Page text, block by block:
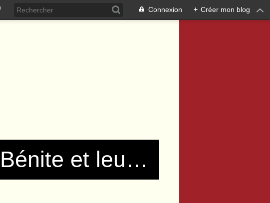
Connexion + Créer mon blog
Les communistes de Pierre Bénite et leurs amis !